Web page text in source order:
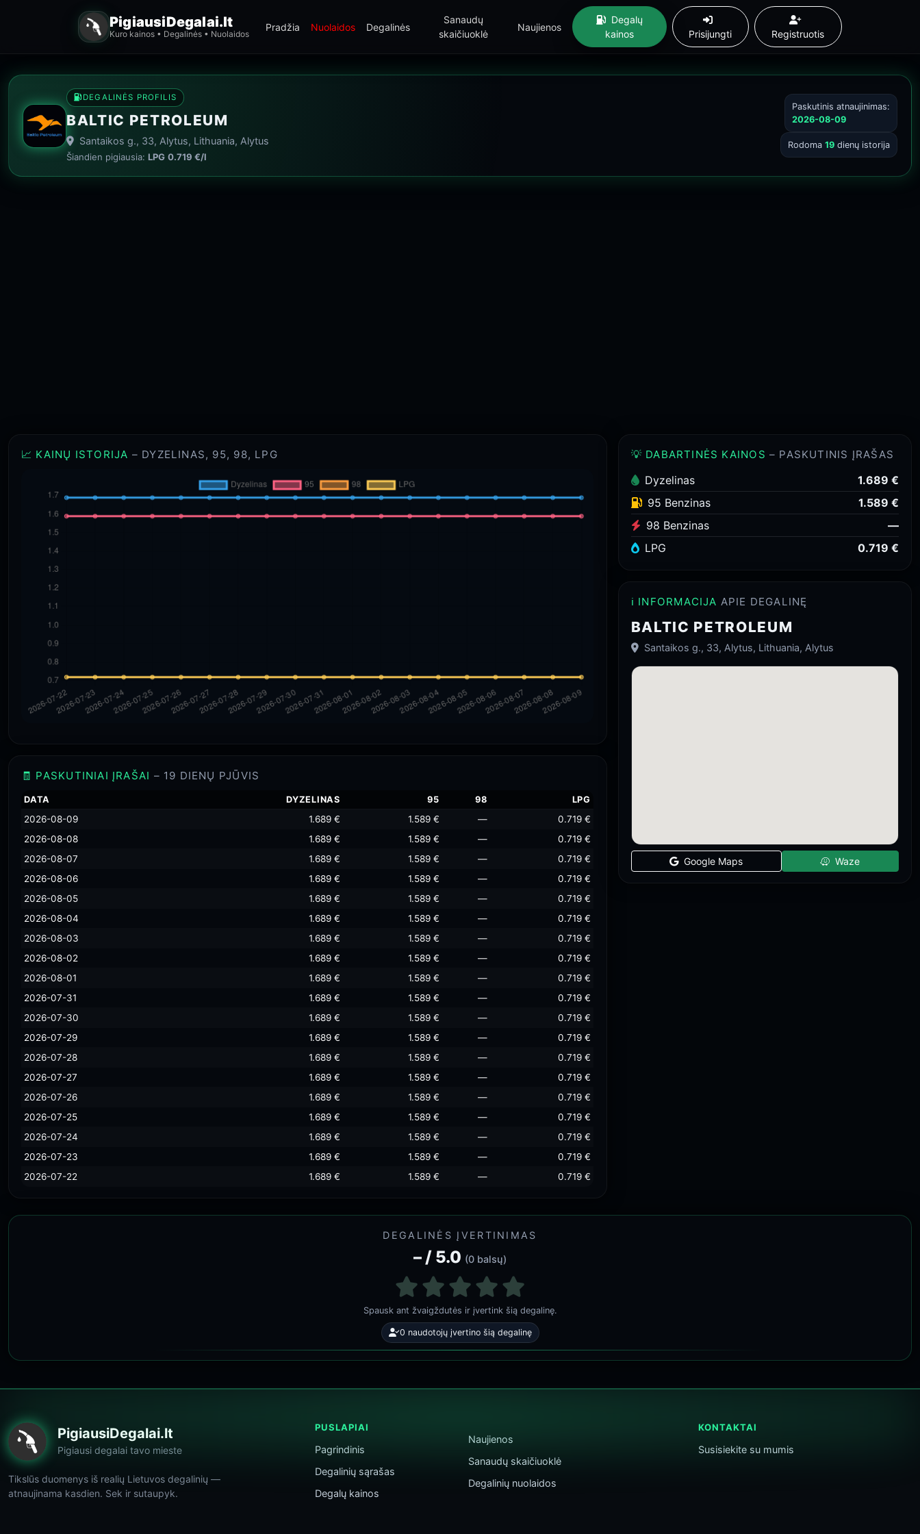
PigiausiDegalai.lt
Kuro kainos • Degalinės • Nuolaidos
Pradžia Nuolaidos Degalinės
Sanaudų
skaičiuoklė
Naujienos
Degalų
kainos
Prisijungti Registruotis
DEGALINĖS PROFILIS
BALTIC PETROLEUM
Santaikos g., 33, Alytus, Lithuania, Alytus
Šiandien pigiausia: LPG 0.719 €/l
Paskutinis atnaujinimas:
2026-08-09
Rodoma 19 dienų istorija
📈 KAINŲ ISTORIJA – DYZELINAS, 95, 98, LPG
🧾 PASKUTINIAI ĮRAŠAI – 19 DIENŲ PJŪVIS
DATA DYZELINAS 95 98 LPG
2026-08-09 1.689 € 1.589 € —
0.719 €
2026-08-08
1.689 € 1.589 € —
0.719 €
2026-08-07
1.689 € 1.589 € —
0.719 €
2026-08-06
1.689 € 1.589 € —
0.719 €
2026-08-05
1.689 € 1.589 € —
0.719 €
2026-08-04
1.689 € 1.589 € —
0.719 €
2026-08-03
1.689 € 1.589 € —
0.719 €
2026-08-02
1.689 € 1.589 € —
0.719 €
2026-08-01
1.689 € 1.589 € —
0.719 €
2026-07-31
1.689 € 1.589 € —
0.719 €
2026-07-30
1.689 € 1.589 € —
0.719 €
2026-07-29
1.689 € 1.589 € —
0.719 €
2026-07-28
1.689 € 1.589 € —
0.719 €
2026-07-27
1.689 € 1.589 € —
0.719 €
2026-07-26
1.689 € 1.589 € —
0.719 €
2026-07-25
1.689 € 1.589 € —
0.719 €
2026-07-24
1.689 € 1.589 € —
0.719 €
2026-07-23
1.689 € 1.589 € —
0.719 €
2026-07-22
1.689 € 1.589 € — 0.719 €
💡 DABARTINĖS KAINOS – PASKUTINIS ĮRAŠAS
Dyzelinas
1.689 €
95 Benzinas
1.589 €
98 Benzinas
—
LPG
0.719 €
ℹ️ INFORMACIJA APIE DEGALINĘ
BALTIC PETROLEUM
Santaikos g., 33, Alytus, Lithuania, Alytus
Google Maps Waze
DEGALINĖS ĮVERTINIMAS
– / 5.0 (0 balsų)
Spausk ant žvaigždutės ir įvertink šią degalinę.
0 naudotojų įvertino šią degalinę
PigiausiDegalai.lt
Pigiausi degalai tavo mieste
Tikslūs duomenys iš realių Lietuvos degalinių —
atnaujinama kasdien. Sek ir sutaupyk.
PUSLAPIAI
Pagrindinis
Degalinių sąrašas
Degalų kainos
Naujienos
Sanaudų skaičiuoklė
Degalinių nuolaidos
KONTAKTAI
Susisiekite su mumis